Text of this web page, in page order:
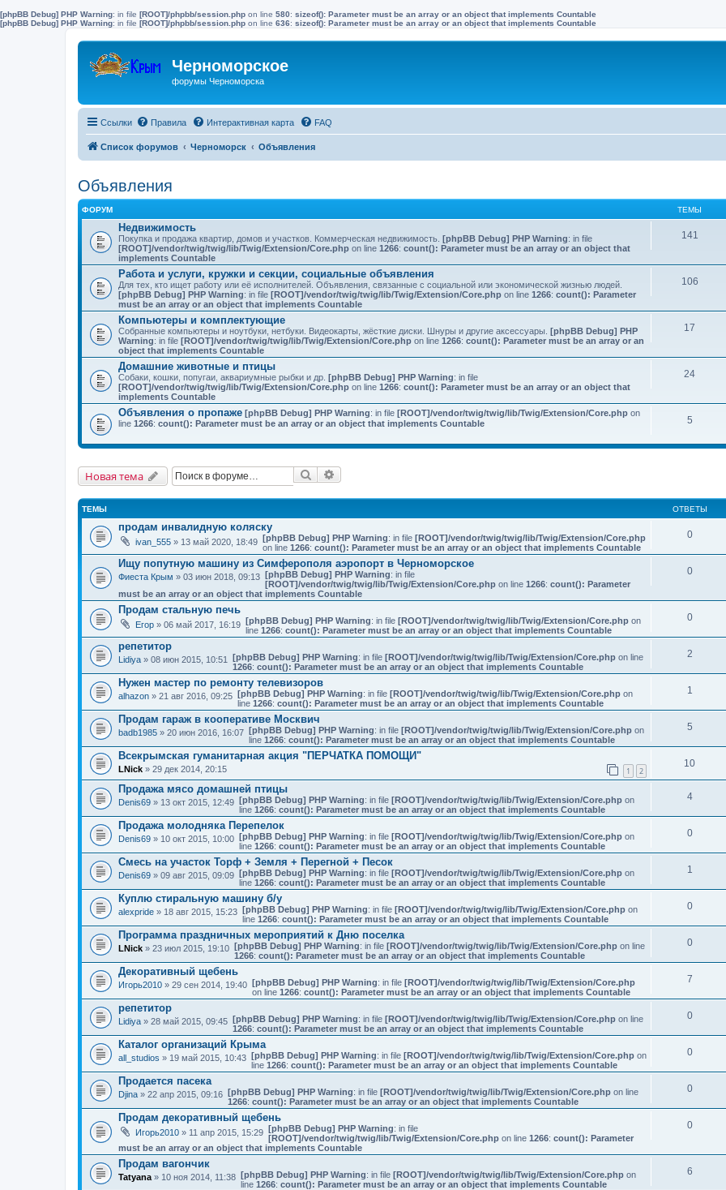
[phpBB Debug] PHP Warning: in file [ROOT]/phpbb/session.php on line 580: sizeof(): Parameter must be an array or an object that implements Countable
[phpBB Debug] PHP Warning: in file [ROOT]/phpbb/session.php on line 636: sizeof(): Parameter must be an array or an object that implements Countable
Черноморское
форумы Черноморска
Ссылки Правила Интерактивная карта FAQ
Список форумов Черноморск Объявления
Объявления
ФОРУМ ТЕМЫ
Недвижимость
Покупка и продажа квартир, домов и участков. Коммерческая недвижимость. [phpBB Debug] PHP Warning: in file
[ROOT]/vendor/twig/twig/lib/Twig/Extension/Core.php on line 1266: count(): Parameter must be an array or an object that
implements Countable
141
Работа и услуги, кружки и секции, социальные объявления
Для тех, кто ищет работу или её исполнителей. Объявления, связанные с социальной или экономической жизнью людей.
[phpBB Debug] PHP Warning: in file [ROOT]/vendor/twig/twig/lib/Twig/Extension/Core.php on line 1266: count(): Parameter
must be an array or an object that implements Countable
106
Компьютеры и комплектующие
Собранные компьютеры и ноутбуки, нетбуки. Видеокарты, жёсткие диски. Шнуры и другие аксессуары. [phpBB Debug] PHP
Warning: in file [ROOT]/vendor/twig/twig/lib/Twig/Extension/Core.php on line 1266: count(): Parameter must be an array or an
object that implements Countable
17
Домашние животные и птицы
Собаки, кошки, попугаи, аквариумные рыбки и др. [phpBB Debug] PHP Warning: in file
[ROOT]/vendor/twig/twig/lib/Twig/Extension/Core.php on line 1266: count(): Parameter must be an array or an object that
implements Countable
24
Объявления о пропаже [phpBB Debug] PHP Warning: in file [ROOT]/vendor/twig/twig/lib/Twig/Extension/Core.php on
line 1266: count(): Parameter must be an array or an object that implements Countable 5
Новая тема Поиск
ТЕМЫ ОТВЕТЫ
продам инвалидную коляску
ivan_555 » 13 май 2020, 18:49 [phpBB Debug] PHP Warning: in file [ROOT]/vendor/twig/twig/lib/Twig/Extension/Core.php
on line 1266: count(): Parameter must be an array or an object that implements Countable
0
Ищу попутную машину из Симферополя аэропорт в Черноморское
Фиеста Крым » 03 июн 2018, 09:13 [phpBB Debug] PHP Warning: in file
[ROOT]/vendor/twig/twig/lib/Twig/Extension/Core.phpon line 1266: count(): Parameter
must be an array or an object that implements Countable
0
Продам стальную печь
Егор » 06 май 2017, 16:19 [phpBB Debug] PHP Warning: in file [ROOT]/vendor/twig/twig/lib/Twig/Extension/Core.phpon
line 1266: count(): Parameter must be an array or an object that implements Countable
0
репетитор
Lidiya » 08 июн 2015, 10:51 [phpBB Debug] PHP Warning: in file [ROOT]/vendor/twig/twig/lib/Twig/Extension/Core.phpon line
1266: count(): Parameter must be an array or an object that implements Countable
2
Нужен мастер по ремонту телевизоров
alhazon » 21 авг 2016, 09:25 [phpBB Debug] PHP Warning: in file [ROOT]/vendor/twig/twig/lib/Twig/Extension/Core.phpon
line 1266: count(): Parameter must be an array or an object that implements Countable
1
Продам гараж в кооперативе Москвич
badb1985 » 20 июн 2016, 16:07 [phpBB Debug] PHP Warning: in file [ROOT]/vendor/twig/twig/lib/Twig/Extension/Core.phpon
line 1266: count(): Parameter must be an array or an object that implements Countable
5
Всекрымская гуманитарная акция "ПЕРЧАТКА ПОМОЩИ"
LNick » 29 дек 2014, 20:15 1 2
10
Продажа мясо домашней птицы
Denis69 » 13 окт 2015, 12:49 [phpBB Debug] PHP Warning: in file [ROOT]/vendor/twig/twig/lib/Twig/Extension/Core.phpon
line 1266: count(): Parameter must be an array or an object that implements Countable
4
Продажа молодняка Перепелок
Denis69 » 10 окт 2015, 10:00 [phpBB Debug] PHP Warning: in file [ROOT]/vendor/twig/twig/lib/Twig/Extension/Core.phpon
line 1266: count(): Parameter must be an array or an object that implements Countable
0
Смесь на участок Торф + Земля + Перегной + Песок
Denis69 » 09 авг 2015, 09:09 [phpBB Debug] PHP Warning: in file [ROOT]/vendor/twig/twig/lib/Twig/Extension/Core.phpon
line 1266: count(): Parameter must be an array or an object that implements Countable
1
Куплю стиральную машину б/у
alexpride » 18 авг 2015, 15:23 [phpBB Debug] PHP Warning: in file [ROOT]/vendor/twig/twig/lib/Twig/Extension/Core.phpon
line 1266: count(): Parameter must be an array or an object that implements Countable
0
Программа праздничных мероприятий к Дню поселка
LNick » 23 июл 2015, 19:10 [phpBB Debug] PHP Warning: in file [ROOT]/vendor/twig/twig/lib/Twig/Extension/Core.phpon line
1266: count(): Parameter must be an array or an object that implements Countable
0
Декоративный щебень
Игорь2010 » 29 сен 2014, 19:40 [phpBB Debug] PHP Warning: in file [ROOT]/vendor/twig/twig/lib/Twig/Extension/Core.php
on line 1266: count(): Parameter must be an array or an object that implements Countable
7
репетитор
Lidiya » 28 май 2015, 09:45 [phpBB Debug] PHP Warning: in file [ROOT]/vendor/twig/twig/lib/Twig/Extension/Core.phpon line
1266: count(): Parameter must be an array or an object that implements Countable
0
Каталог организаций Крыма
all_studios » 19 май 2015, 10:43 [phpBB Debug] PHP Warning: in file [ROOT]/vendor/twig/twig/lib/Twig/Extension/Core.phpon
line 1266: count(): Parameter must be an array or an object that implements Countable
0
Продается пасека
Djina » 22 апр 2015, 09:16 [phpBB Debug] PHP Warning: in file [ROOT]/vendor/twig/twig/lib/Twig/Extension/Core.phpon line
1266: count(): Parameter must be an array or an object that implements Countable
0
Продам декоративный щебень
Игорь2010 » 11 апр 2015, 15:29 [phpBB Debug] PHP Warning: in file
[ROOT]/vendor/twig/twig/lib/Twig/Extension/Core.phpon line 1266: count(): Parameter
must be an array or an object that implements Countable
0
Продам вагончик
Tatyana » 10 ноя 2014, 11:38 [phpBB Debug] PHP Warning: in file [ROOT]/vendor/twig/twig/lib/Twig/Extension/Core.phpon
line 1266: count(): Parameter must be an array or an object that implements Countable
6